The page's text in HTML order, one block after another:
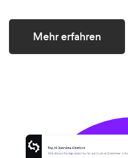
Mehr erfahren